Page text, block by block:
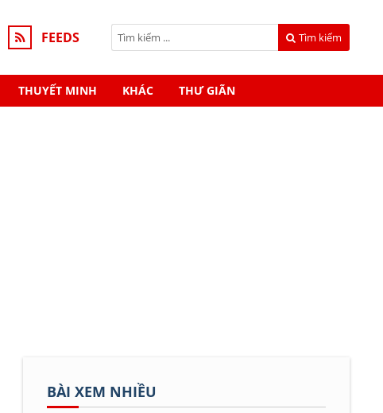
FEEDS Tìm kiếm
THUYẾT MINH KHÁC THƯ GIÃN
BÀI XEM NHIỀU